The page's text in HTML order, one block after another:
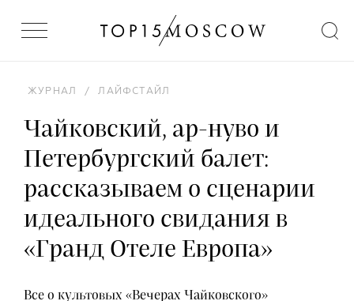
ЖУРНАЛ / ЛАЙФСТАЙЛ
Чайковский, ар-нуво и
Петербургский балет:
рассказываем о сценарии
идеального свидания в
«Гранд Отеле Европа»
Все о культовых «Вечерах Чайковского»